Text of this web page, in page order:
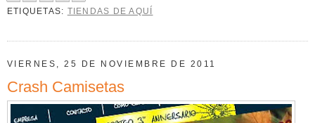
ETIQUETAS: TIENDAS DE AQUÍ
VIERNES, 25 DE NOVIEMBRE DE 2011
Crash Camisetas